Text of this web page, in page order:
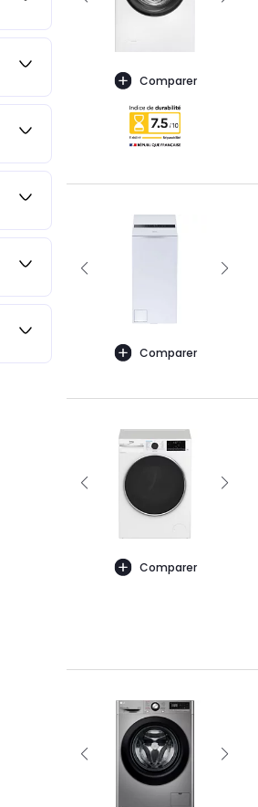
Comparer
Comparer
Comparer